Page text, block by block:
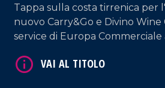
Tappa sulla costa tirrenica per
nuovo Carry&Go e Divino Wine
service di Europa Commerciale